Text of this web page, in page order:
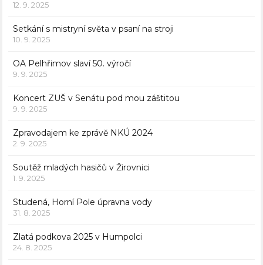
12. 9. 2025
Setkání s mistryní světa v psaní na stroji
10. 9. 2025
OA Pelhřimov slaví 50. výročí
9. 9. 2025
Koncert ZUŠ v Senátu pod mou záštitou
9. 9. 2025
Zpravodajem ke zprávě NKÚ 2024
2. 9. 2025
Soutěž mladých hasičů v Žirovnici
1. 9. 2025
Studená, Horní Pole úpravna vody
31. 8. 2025
Zlatá podkova 2025 v Humpolci
24. 8. 2025